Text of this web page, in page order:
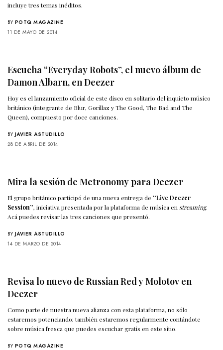
incluye tres temas inéditos.
BY POTQ MAGAZINE
11 DE MAYO DE 2014
Escucha “Everyday Robots”, el nuevo álbum de
Damon Albarn, en Deezer
Hoy es el lanzamiento oficial de este disco en solitario del inquieto músico
británico (integrante de Blur, Gorillaz y The Good, The Bad and The
Queen), compuesto por doce canciones.
BY JAVIER ASTUDILLO
28 DE ABRIL DE 2014
Mira la sesión de Metronomy para Deezer
El grupo británico participó de una nueva entrega de “Live Deezer
Session”, iniciativa presentada por la plataforma de música en streaming.
Acá puedes revisar las tres canciones que presentó.
BY JAVIER ASTUDILLO
14 DE MARZO DE 2014
Revisa lo nuevo de Russian Red y Molotov en
Deezer
Como parte de nuestra nueva alianza con esta plataforma, no sólo
estaremos potenciando; también estaremos regularmente contándote
sobre música fresca que puedes escuchar gratis en este sitio.
BY POTQ MAGAZINE